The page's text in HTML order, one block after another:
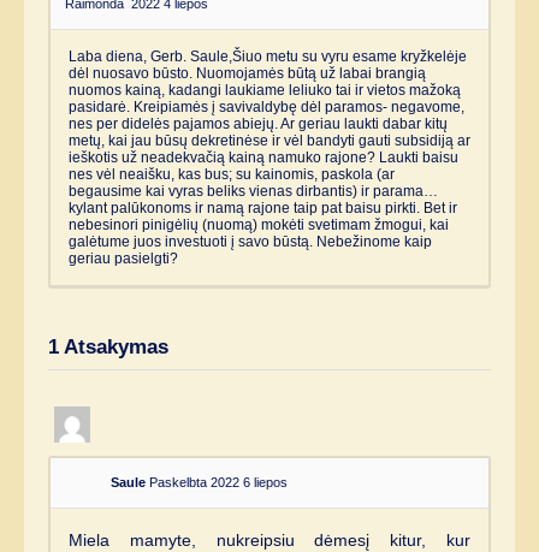
Raimonda 2022 4 liepos
Laba diena, Gerb. Saule,Šiuo metu su vyru esame kryžkelėje
dėl nuosavo būsto. Nuomojamės būtą už labai brangią
nuomos kainą, kadangi laukiame leliuko tai ir vietos mažoką
pasidarė. Kreipiamės į savivaldybę dėl paramos- negavome,
nes per didelės pajamos abiejų. Ar geriau laukti dabar kitų
metų, kai jau būsų dekretinėse ir vėl bandyti gauti subsidiją ar
ieškotis už neadekvačią kainą namuko rajone? Laukti baisu
nes vėl neaišku, kas bus; su kainomis, paskola (ar
begausime kai vyras beliks vienas dirbantis) ir parama…
kylant palūkonoms ir namą rajone taip pat baisu pirkti. Bet ir
nebesinori pinigėlių (nuomą) mokėti svetimam žmogui, kai
galėtume juos investuoti į savo būstą. Nebežinome kaip
geriau pasielgti?
1 Atsakymas
Saule Paskelbta 2022 6 liepos
Miela mamyte, nukreipsiu dėmesį kitur, kur